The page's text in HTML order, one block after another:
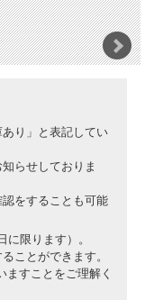
り」と表記してい
らせしておりま
をすることも可能
限ります）。
ことができます。
ますことをご理解く